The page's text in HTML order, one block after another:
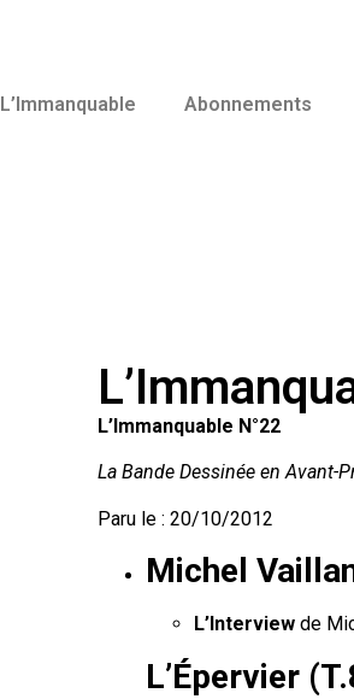
L’Immanquable Abonnements
L’Immanquable N°22
La Bande Dessinée en Avant-
Paru le : 20/10/2012
Michel
L’Interview de
L’Épervier